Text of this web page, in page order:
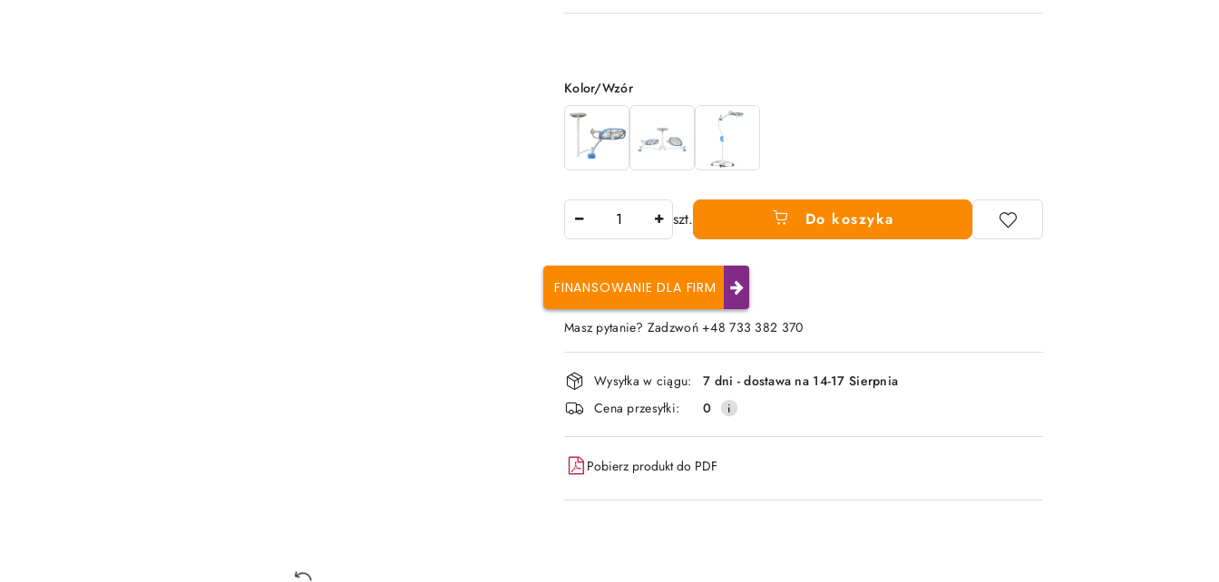
Wariant
Kolor/Wzór
szt. Do koszyka
FINANSOWANIE DLA FIRM
Masz pytanie? Zadzwoń +48 733 382 370
Dostępność
i
dostawa
Wysyłka w ciągu:
7 dni - dostawa na 14-17 Sierpnia
Cena przesyłki:
0
Pobierz produkt do PDF